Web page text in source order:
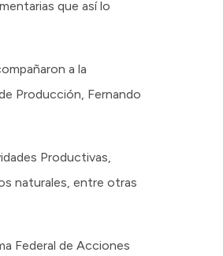
que así lo
a la
Producción, Fernando
Productivas,
naturales, entre otras
Federal de Acciones